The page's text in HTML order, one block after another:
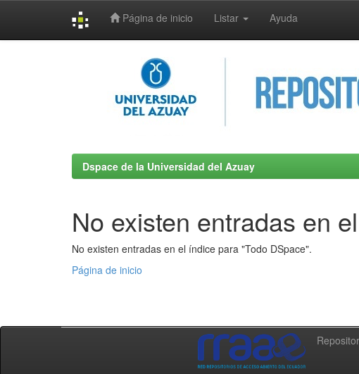
Página de inicio Listar Ayuda
Dspace de la Universidad del Azuay
No existen entradas en
No existen entradas en el índice para "Todo DSpace".
Página de inicio